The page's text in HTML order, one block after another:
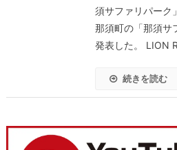
須サファリパーク
那須町の「那須サ
発表した。 LION
続きを読む